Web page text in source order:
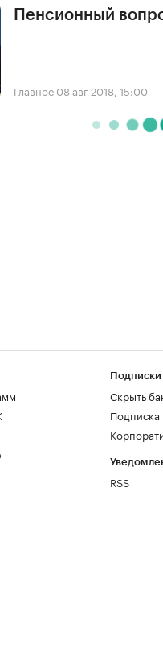
Пенсионный
Главное 08 авг 2018, 15:00
Подписки
Скрыть
Подписка
RSS